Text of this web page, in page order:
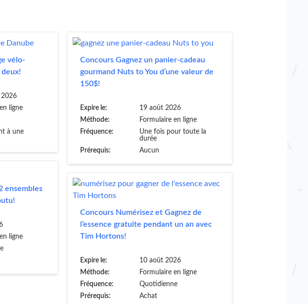
vélo-
deux!
ligne
à une
Concours Gagnez un panier-cadeau
gourmand Nuts to You d’une valeur de
150$!
Expire le:
19 août 2026
Méthode:
Formulaire en ligne
Fréquence:
Une fois pour toute la
durée
Prérequis:
Aucun
ensembles
ligne
Concours Numérisez et Gagnez de
l’essence gratuite pendant un an avec
Tim Hortons!
Expire le:
10 août 2026
Méthode:
Formulaire en ligne
Fréquence:
Quotidienne
Prérequis:
Achat